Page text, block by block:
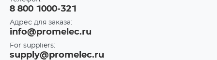
8 800 1000-321
Адрес для заказа:
info@promelec.ru
For suppliers:
supply@promelec.ru